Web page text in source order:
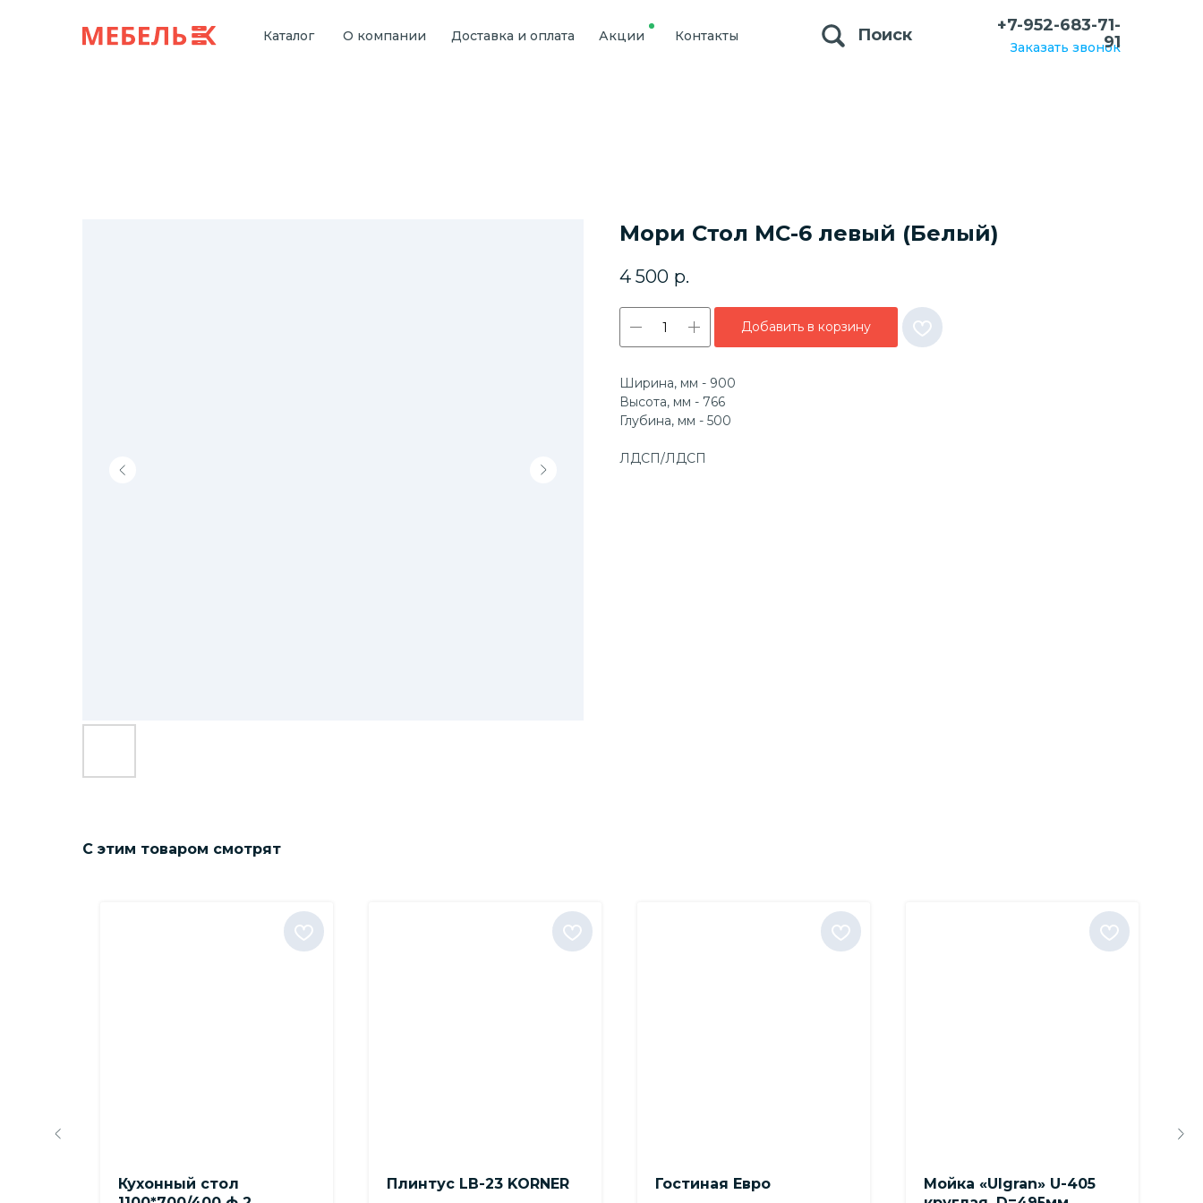
Заказать звонок
+7-952-683-71-
91
Каталог О компании Доставка и оплата Акции Контакты Поиск
Мори Стол МС-6 левый (Белый)
4 500 р.
Добавить в корзину
Ширина, мм - 900
Высота, мм - 766
Глубина, мм - 500
ЛДСП/ЛДСП
С этим товаром смотрят
Кухонный стол
Плинтус LB-23 KORNER Гостиная Евро
Мойка «Ulgran» U-405